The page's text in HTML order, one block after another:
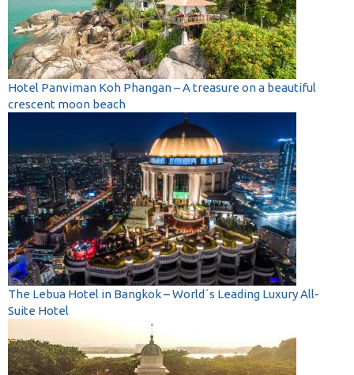
Hotel Panviman Koh Phangan – A treasure on a beautiful
crescent moon beach
The Lebua Hotel in Bangkok – World´s Leading Luxury All-
Suite Hotel